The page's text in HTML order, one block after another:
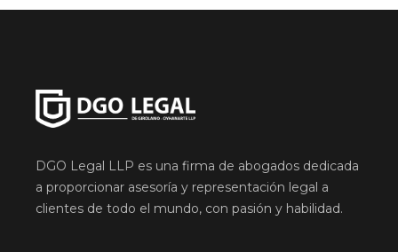
DGO Legal LLP es una firma de abogados dedicada
a proporcionar asesoría y representación legal a
clientes de todo el mundo, con pasión y habilidad.